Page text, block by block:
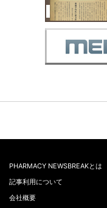
PHARMACY NEWSBREAKとは
記事利用について
会社概要